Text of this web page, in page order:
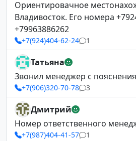
Ориентировачное
Владивосток. Его номера
+79963886262
+7(924)404-62-24 1
Татьяна
Звонил менеджер с
+7(906)320-70-78 3
Дмитрий
Номер ответственного
+7(987)404-41-57 1